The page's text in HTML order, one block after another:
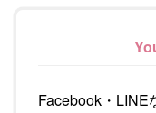
Facebook・LINE